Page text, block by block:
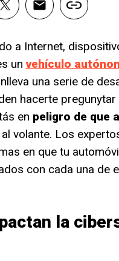
a Internet,
unvehículo
una serie de
hacerte
en peligro de que
volante. Los
en que tu
con cada una de
la